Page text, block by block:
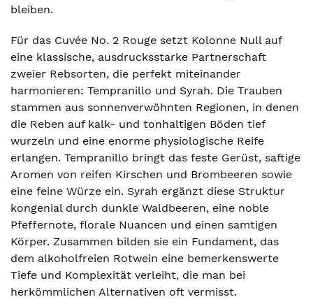
bleiben.
Für das Cuvée No. 2 Rouge setzt Kolonne Null auf
eine klassische, ausdrucksstarke Partnerschaft
zweier Rebsorten, die perfekt miteinander
harmonieren: Tempranillo und Syrah. Die Trauben
stammen aus sonnenverwöhnten Regionen, in denen
die Reben auf kalk- und tonhaltigen Böden tief
wurzeln und eine enorme physiologische Reife
erlangen. Tempranillo bringt das feste Gerüst, saftige
Aromen von reifen Kirschen und Brombeeren sowie
eine feine Würze ein. Syrah ergänzt diese Struktur
kongenial durch dunkle Waldbeeren, eine noble
Pfeffernote, florale Nuancen und einen samtigen
Körper. Zusammen bilden sie ein Fundament, das
dem alkoholfreien Rotwein eine bemerkenswerte
Tiefe und Komplexität verleiht, die man bei
herkömmlichen Alternativen oft vermisst.